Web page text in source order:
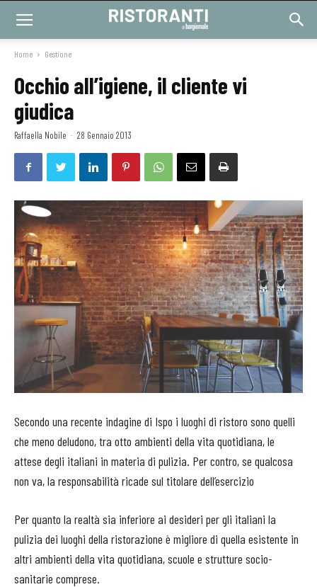
Home Gestione
Occhio all’igiene, il cliente vi
giudica
Raffaella Nobile - 28 Gennaio 2013
Secondo una recente indagine di Ispo i luoghi di ristoro sono quelli
che meno deludono, tra otto ambienti della vita quotidiana, le
attese degli italiani in materia di pulizia. Per contro, se qualcosa
non va, la responsabilità ricade sul titolare dell’esercizio
Per quanto la realtà sia inferiore ai desideri per gli italiani la
pulizia dei luoghi della ristorazione è migliore di quella esistente in
altri ambienti della vita quotidiana, scuole e strutture socio-
sanitarie comprese.